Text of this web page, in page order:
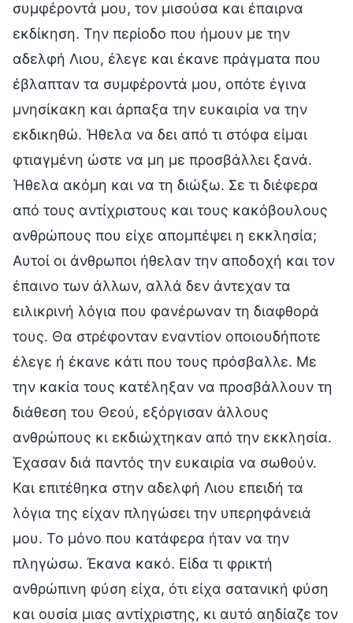
συμφέροντά μου, τον μισούσα και έπαιρνα
εκδίκηση. Την περίοδο που ήμουν με την
αδελφή Λιου, έλεγε και έκανε πράγματα που
έβλαπταν τα συμφέροντά μου, οπότε έγινα
μνησίκακη και άρπαξα την ευκαιρία να την
εκδικηθώ. Ήθελα να δει από τι στόφα είμαι
φτιαγμένη ώστε να μη με προσβάλλει ξανά.
Ήθελα ακόμη και να τη διώξω. Σε τι διέφερα
από τους αντίχριστους και τους κακόβουλους
ανθρώπους που είχε απομπέψει η εκκλησία;
Αυτοί οι άνθρωποι ήθελαν την αποδοχή και τον
έπαινο των άλλων, αλλά δεν άντεχαν τα
ειλικρινή λόγια που φανέρωναν τη διαφθορά
τους. Θα στρέφονταν εναντίον οποιουδήποτε
έλεγε ή έκανε κάτι που τους πρόσβαλλε. Με
την κακία τους κατέληξαν να προσβάλλουν τη
διάθεση του Θεού, εξόργισαν άλλους
ανθρώπους κι εκδιώχτηκαν από την εκκλησία.
Έχασαν διά παντός την ευκαιρία να σωθούν.
Και επιτέθηκα στην αδελφή Λιου επειδή τα
λόγια της είχαν πληγώσει την υπερηφάνειά
μου. Το μόνο που κατάφερα ήταν να την
πληγώσω. Έκανα κακό. Είδα τι φρικτή
ανθρώπινη φύση είχα, ότι είχα σατανική φύση
και ουσία μιας αντίχριστης, κι αυτό αηδίαζε τον